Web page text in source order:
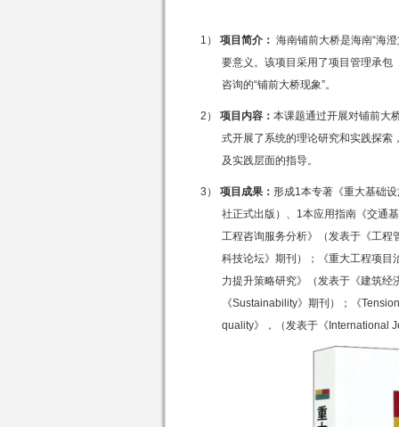
1） 项目简介： 海南铺前大桥是海南“海
要意义。该项目采用了项目管理承包
咨询的“铺前大桥现象”。
2） 项目内容： 本课题通过开展对铺前大
式开展了系统的理论研究和实践探索
及实践层面的指导。
3） 项目成果： 形成1本专著《重大基础
社正式出版）、 1本应用指南《交通
工程咨询服务分析》（发表于《工程
科技论坛》期刊）；《重大工程项目
力提升策略研究》（发表于《建筑经
《Sustainability》期刊）；《
quality》，（发表于《 International